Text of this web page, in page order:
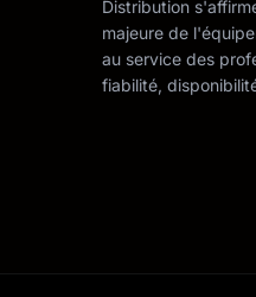
Distribution
majeure de
au service des
fiabilité,